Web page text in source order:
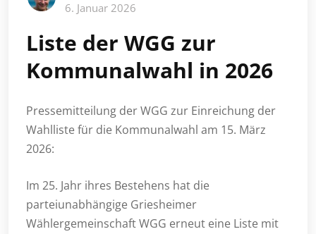
6. Januar 2026
Liste der WGG zur
Kommunalwahl in 2026
Pressemitteilung der WGG zur Einreichung der
Wahlliste für die Kommunalwahl am 15. März
2026:
Im 25. Jahr ihres Bestehens hat die
parteiunabhängige Griesheimer
Wählergemeinschaft WGG erneut eine Liste mit